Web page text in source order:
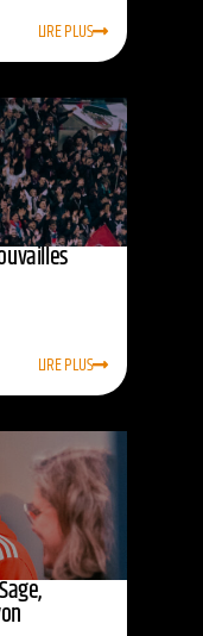
LIRE PLUS
LIRE PLUS